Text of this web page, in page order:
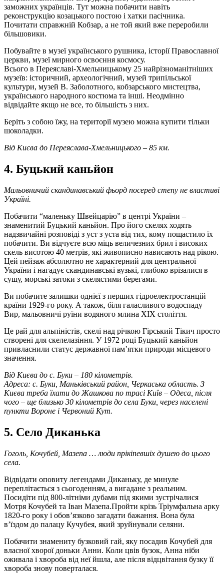
заможних українців. Тут можна побачити навіть
реконструкцію козацького постою і хатки пасічника.
Почитати справжній Кобзар, а не той який вже переробили
більшовики.
Побувайте в музеї українського рушника, історії Православної
церкви, музеї мирного освоєння космосу.
Всього в Переяславі-Хмельницькому 25 найрізноманітніших
музеїв: історичний, археологічний, музей трипільської
культури, музей В. Заболотного, кобзарського мистецтва,
українського народного костюма та інші. Неодмінно
відвідайте якщо не все, то більшість з них.
Беріть з собою їжу, на території музею можна купити тільки
шоколадки.
Від Києва до Переяслава-Хмельницького – 85 км.
4. Буцький каньйон
Мальовничий скандинавський фьорд посеред степу не властиві
Україні.
Побачити “маленьку Швейцарію” в центрі України –
знаменитий Буцький каньйон. Про його скелях ходять
надзвичайні розповіді з уст з уста від тих, кому пощастило їх
побачити. Ви відчуєте всю міць величезних брил і високих
скель висотою 40 метрів, які живописно нависають над рікою.
Цей пейзаж абсолютно не характерний для центральної
України і нагадує скандинавські вузькі, глибоко врізалися в
сушу, морські затоки з скелястими берегами.
Ви побачите залишки однієї з перших гідроелектростанцій
країни 1929-го року. А також, біля галасливого водоспаду
Вир, мальовничі руїни водяного млина XIX століття.
Це рай для альпіністів, скелі над річкою Гірський Тікич просто
створені для скелелазіння. У 1972 році Буцький каньйон
привласнили статус державної пам’ятки природи місцевого
значення.
Від Києва до с. Буки – 180 кілометрів.
Адреса: с. Буки, Маньківський район, Черкаська область. З
Києва треба їхати до Жашкова по трасі Київ – Одеса, після
чого – ще близько 30 кілометрів до села Буки, через населені
пункти Вороне і Червоний Кут.
5. Село Диканька
Гоголь, Кочубей, Мазепа … люди прікіпевшіх душею до цього
села.
Відвідати оповиту легендами Диканьку, де минуле
переплітається з сьогоденням, а вигадане з реальним.
Посидіти під 800-літніми дубами під якими зустрічалися
Мотря Кочубей та Іван Мазепа.Пройти крізь Тріумфальна арку
1820-го року і обов’язково загадати бажання. Вона була
в’їздом до палацу Кучубея, який зруйнували селяни.
Побачити знамениту бузковий гай, яку посадив Кочубей для
власної хворої доньки Анни. Коли цвів бузок, Анна ніби
оживала і хвороба від неї йшла, але після відцвітання бузку її
хвороба знову поверталася.